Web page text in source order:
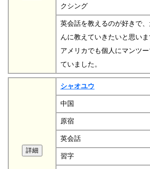
クシング
英会話を教えるのが好きで
んに教えていきたいと思いま
アメリカでも個人にマンツ
ていました。
シャオユウ
中国
原宿
英会話
習字